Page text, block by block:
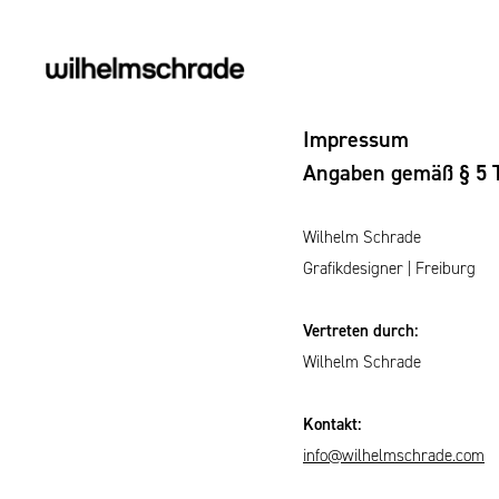
Impressum
Angaben gemäß § 5
Wilhelm Schrade
Grafikdesigner | Freiburg
Vertreten durch:
Wilhelm Schrade
Kontakt:
info@wilhelmschrade.com